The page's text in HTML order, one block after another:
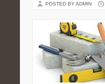
POSTED BY ADMIN